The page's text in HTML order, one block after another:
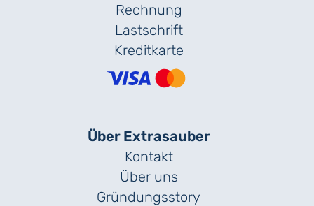
Rechnung
Lastschrift
Kreditkarte
Über Extrasauber
Kontakt
Über uns
Gründungs­story